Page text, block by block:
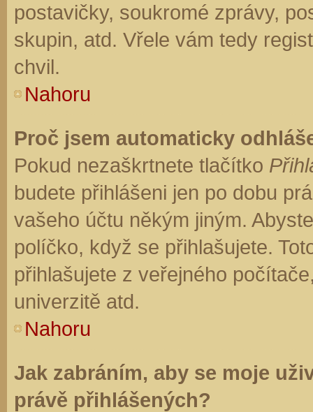
postavičky, soukromé zprávy,
skupin, atd. Vřele vám tedy
chvil.
Nahoru
Proč jsem automaticky
Pokud nezaškrtnete tlačítko
budete přihlášeni jen po dobu
vašeho účtu někým jiným.
políčko, když se přihlašujete.
přihlašujete z veřejného
univerzitě atd.
Nahoru
Jak zabráním, aby se moje
právě přihlášených?